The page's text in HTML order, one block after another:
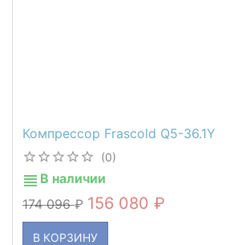
Компрессор Frascold Q5-36.1Y
(0)
В наличии
174 096
156 080
В КОРЗИНУ